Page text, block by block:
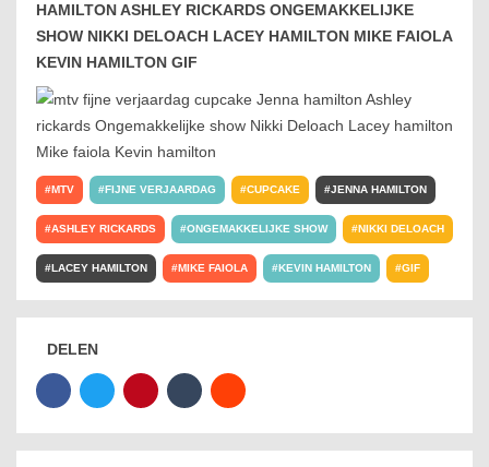
HAMILTON ASHLEY RICKARDS ONGEMAKKELIJKE
SHOW NIKKI DELOACH LACEY HAMILTON MIKE FAIOLA
KEVIN HAMILTON GIF
MTV FIJNE VERJAARDAG CUPCAKE JENNA HAMILTON
ASHLEY RICKARDS ONGEMAKKELIJKE SHOW NIKKI DELOACH
LACEY HAMILTON MIKE FAIOLA KEVIN HAMILTON GIF
DELEN